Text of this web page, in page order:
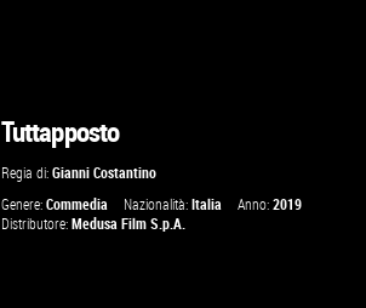
Tuttapposto
Regia di:Gianni Costantino
Genere:Commedia Nazionalità:Italia Anno:2019
Distributore:Medusa Film S.p.A.